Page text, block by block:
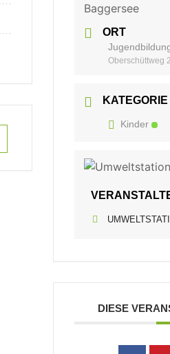
ORT
Oberschüttweg
KATEGORIE
Kinder
DIESE